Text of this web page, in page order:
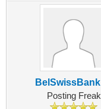
BelSwissBank
Posting Freak